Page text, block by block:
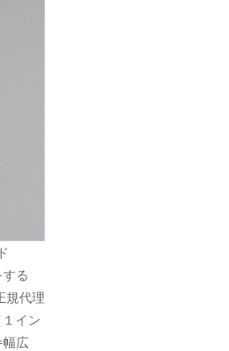
る
規代理
イン
幅広